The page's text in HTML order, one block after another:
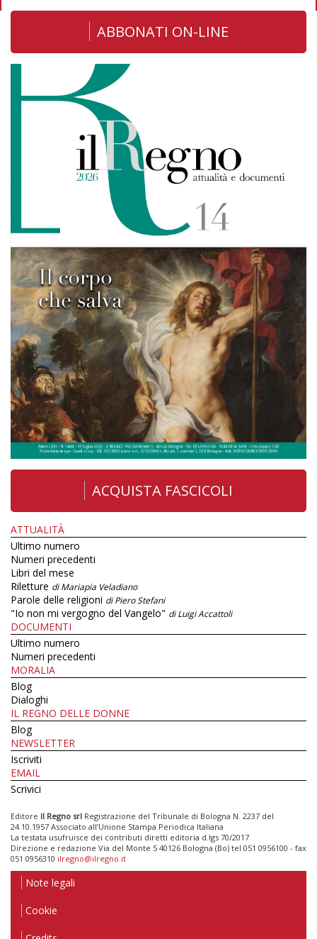
ABBONATI ON-LINE
ACQUISTA FASCICOLI
ATTUALITÀ
Ultimo numero
Numeri precedenti
Libri del mese
Riletture di Mariapia Veladiano
Parole delle religioni di Piero Stefani
"Io non mi vergogno del Vangelo" di Luigi Accattoli
DOCUMENTI
Ultimo numero
Numeri precedenti
MORALIA
Blog
Dialoghi
IL REGNO DELLE DONNE
Blog
NEWSLETTER
Iscriviti
EMAIL
Scrivici
Editore Il Regno srl Registrazione del Tribunale di Bologna N. 2237 del
24.10.1957 Associato all’Unione Stampa Periodica Italiana
La testata usufruisce dei contributi diretti editoria d.lgs 70/2017
Direzione e redazione Via del Monte 5 40126 Bologna (Bo) tel 051 0956100 - fax
051 0956310 ilregno@ilregno.it
Note legali
Cookie